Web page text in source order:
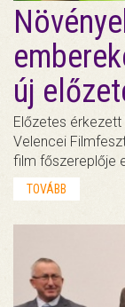
új
Előzetes
Velencei
film főszereplője
TOVÁBB